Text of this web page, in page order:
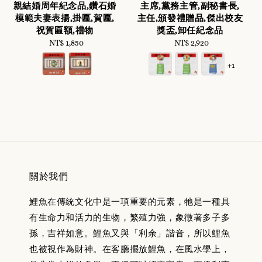
親結婚周年紀念品,鑽石婚
模範夫妻表揚,掛匾,賀匾,
祝賀匾額,禮物
Regular
price
NT$ 1,850
主席,黨務主管,副秘書長,
主任,頒發禮贈品,傑出校友
獎盃,卸任紀念品
Regular
price
NT$ 2,920
+1
關於我們
鯉魚在傳統文化中是一項重要的元素，牠是一種具
有生命力和活力的生物，繁殖力強，象徵著多子多
孫，吉祥如意。鯉魚又與「利余」諧音，所以鯉魚
也被視作為財神。在客廳擺放鯉魚，在風水學上，